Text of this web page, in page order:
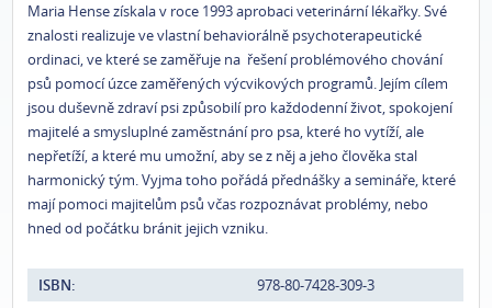
Maria Hense získala v roce 1993 aprobaci veterinární lékařky. Své
znalosti realizuje ve vlastní behaviorálně psychoterapeutické
ordinaci, ve které se zaměřuje na řešení problémového chování
psů pomocí úzce zaměřených výcvikových programů. Jejím cílem
jsou duševně zdraví psi způsobilí pro každodenní život, spokojení
majitelé a smysluplné zaměstnání pro psa, které ho vytíží, ale
nepřetíží, a které mu umožní, aby se z něj a jeho člověka stal
harmonický tým. Vyjma toho pořádá přednášky a semináře, které
mají pomoci majitelům psů včas rozpoznávat problémy, nebo
hned od počátku bránit jejich vzniku.
ISBN: 978-80-7428-309-3